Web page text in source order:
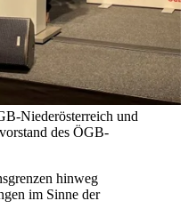
Niederösterreich und
des ÖGB-
hinweg
im Sinne der